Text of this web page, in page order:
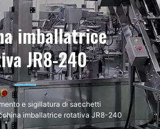
imballatrice
JR8-240
e sigillatura di sacchetti
imballatrice rotativa JR8-240